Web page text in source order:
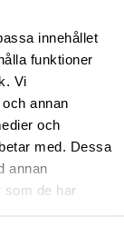
innehållet
funktioner
Vi
annan
och
med. Dessa
annan
som de har